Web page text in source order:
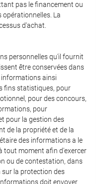
pas le financement ou
La
d'achat.
personnelles qu'il fournit
être conservées dans
informations ainsi
fins statistiques, pour
pour des concours,
pour
pour la gestion des
de la propriété et de la
des informations a le
tout moment afin d'exercer
ou de contestation, dans
sur la protection des
doit envoyer